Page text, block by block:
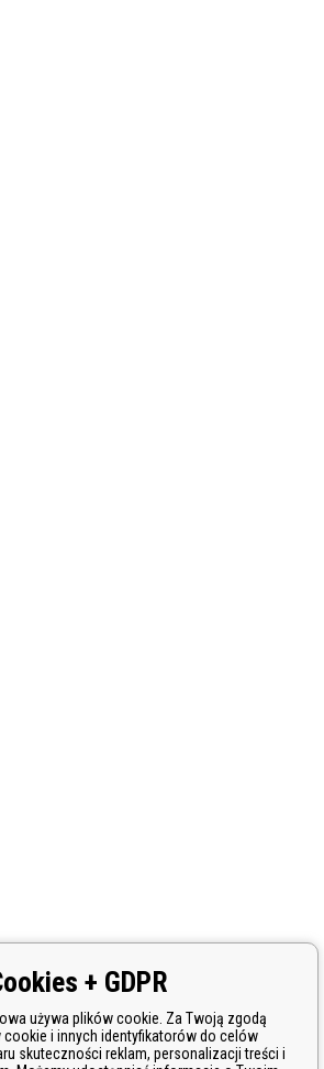
+ GDPR
używa plików cookie. Za Twoją zgodą
cookie i innych identyfikatorów do celów
skuteczności reklam, personalizacji treści i